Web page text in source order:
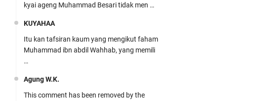
kyai ageng Muhammad Besari tidak men …
KUYAHAA
Itu kan tafsiran kaum yang mengikut faham
Muhammad ibn abdil Wahhab, yang memili
…
Agung W.K.
This comment has been removed by the